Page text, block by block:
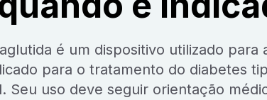
para o tratamento do diabetes
Seu uso deve seguir orientação